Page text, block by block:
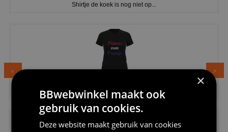
Shirtje de koek is nog niet op...
Dames v hals t-shirt prinses v...
×
BBwebwinkel maakt ook
gebruik van cookies.
Deze website maakt gebruik van cookies